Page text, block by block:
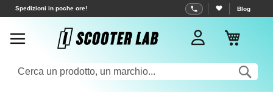
Salta
contenuto
Spedizioni in poche ore! Blog